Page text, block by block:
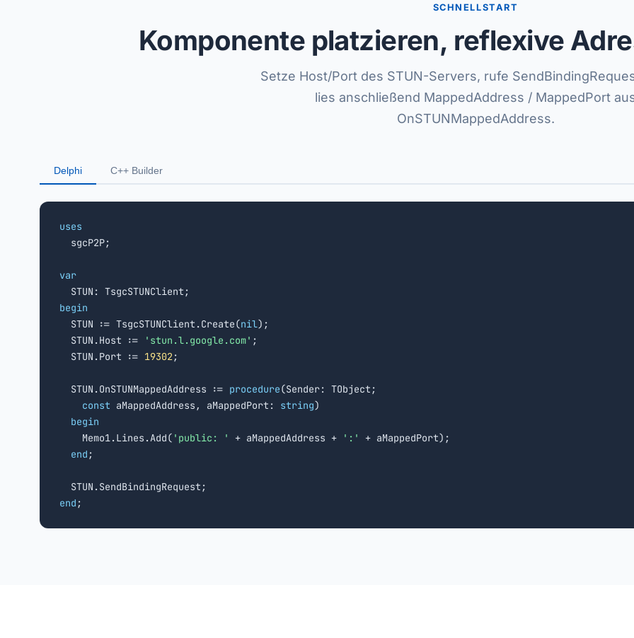
SCHNELLSTART
Komponente platzieren, reflexive
Setze Host/Port des STUN-Servers, rufe
lies anschließend MappedAddress / MappedPort
OnSTUNMappedAddress.
Delphi C++ Builder
uses
sgcP2P;
var
begin
STUN := TsgcSTUNClient.Create(nil);
  STUN.Host :=
'stun.l.google.com' ;
  STUN.Port :=
19302;
  STUN.OnSTUNMappedAddress :=
procedure(Sender: TObject;
const aMappedAddress, aMappedPort: string)
begin
    Memo1.Lines.Add(
'public: ' + aMappedAddress + ':'
+ aMappedPort);
end ;
end ;